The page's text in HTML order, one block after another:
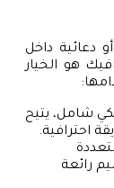
دعائية داخل
هو الخيار
شامل، يتيح
احترافية.
رائعة